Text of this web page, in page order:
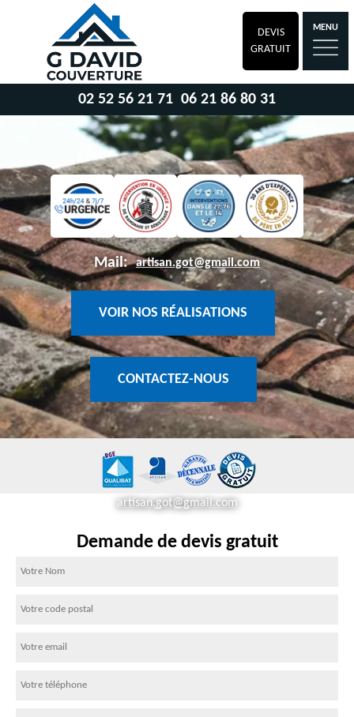
DEVIS
GRATUIT
MENU
02 52 56 21 71 06 21 86 80 31
Mail: artisan.got@gmail.com
VOIR NOS RÉALISATIONS
CONTACTEZ-NOUS
artisan.got@gmail.com
Demande de devis gratuit